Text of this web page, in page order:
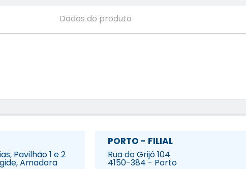
Dados do produto
Pavilhão 1 e 2
Amadora
PORTO - FILIAL
Rua do Grijó 104
4150-384 - Porto